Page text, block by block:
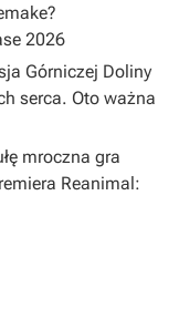
2026
Górniczej Doliny
serca. Oto ważna
mroczna gra
Reanimal: